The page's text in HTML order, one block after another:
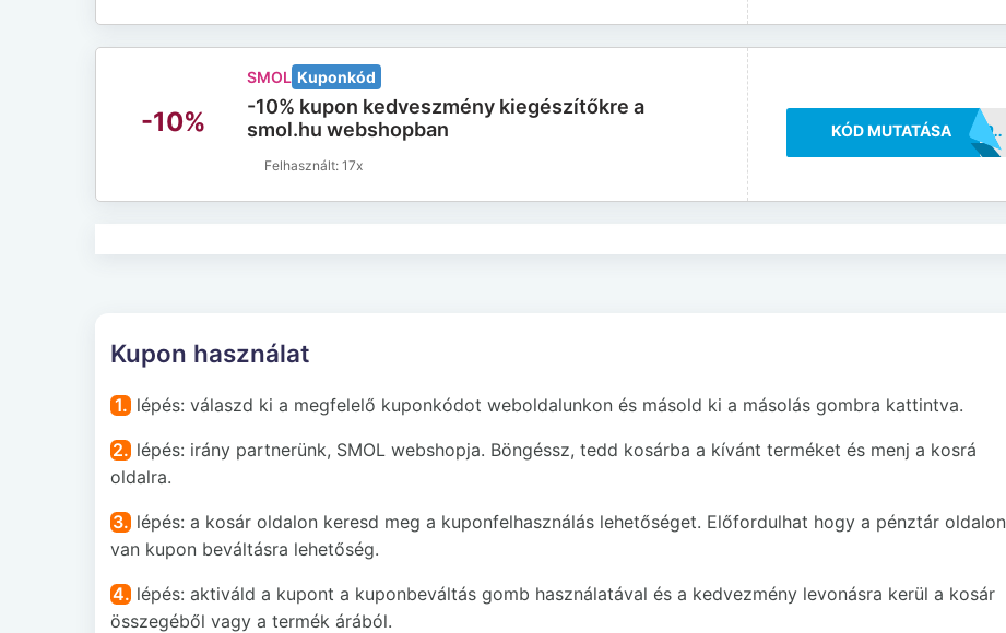
-10%
SMOL Kuponkód
-10% kupon kedveszmény kiegészítőkre a
smol.hu webshopban
17x
KÓD MUTATÁSA ..OL10
Kupon használat
1. lépés: válaszd ki a megfelelő kuponkódot weboldalunkon és másold ki a másolás gombra kattintva.
2. lépés: irány partnerünk, SMOL webshopja. Böngéssz, tedd kosárba a kívánt terméket és menj a kosrá
oldalra.
3. lépés: a kosár oldalon keresd meg a kuponfelhasználás lehetőséget. Előfordulhat hogy a pénztár oldalon
van kupon beváltásra lehetőség.
4. lépés: aktiváld a kupont a kuponbeváltás gomb használatával és a kedvezmény levonásra kerül a kosár
összegéből vagy a termék árából.